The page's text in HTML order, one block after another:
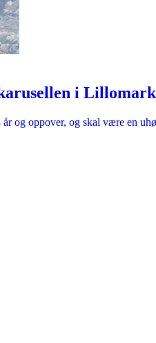
i
år og oppover, og skal være en